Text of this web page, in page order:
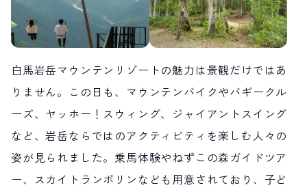
白馬岩岳マウンテンリゾートの魅力は景観だけではあ
りません。この日も、マウンテンバイクやバギークル
ーズ、ヤッホー！スウィング、ジャイアントスイング
など、岩岳ならではのアクティビティを楽しむ人々の
姿が見られました。乗馬体験やねずこの森ガイドツア
ー、スカイトランポリンなども用意されており、子ど